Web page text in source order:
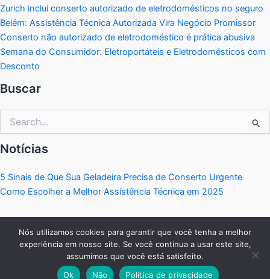
Zurich inclui conserto autorizado de eletrodomésticos no seguro
Belém: Assistência Técnica Autorizada Vira Negócio Promissor
Conserto não autorizado de eletrodoméstico é prática abusiva
Semana do Consumidor: Eletroportáteis e Eletrodomésticos com
Desconto
Buscar
por:
Notícias
5 Sinais de Que Sua Geladeira Precisa de Conserto Urgente
Como Escolher a Melhor Assistência Técnica em 2025
Copyright © 2026 Portal Eletrodomésticos | Criado por:
MKT
Produtos Digitais.
Nós utilizamos cookies para garantir que você tenha a melhor
experiência em nosso site. Se você continua a usar este site,
assumimos que você está satisfeito.
Ok
Não Política de privacidade